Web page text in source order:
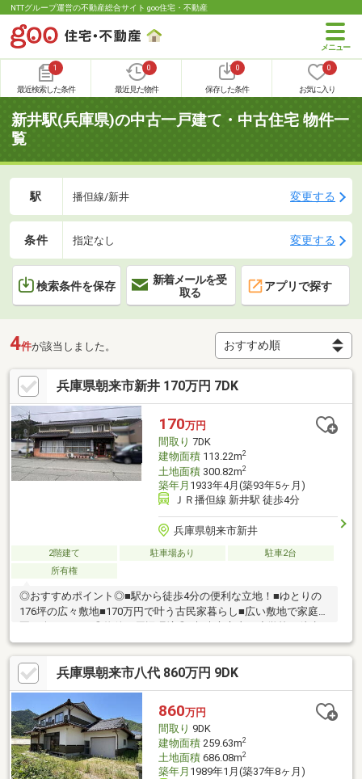
NTTグループ運営の不動産総合サイト goo住宅・不動産
1
最近検索した条件
0
最近見た物件
0
保存した条件
0
お気に入り
新井駅(兵庫県)の中古一戸建て・中古住宅 物件一
覧
駅 播但線/新井 変更する
条件 指定なし 変更する
検索条件を保存
新着メールを受
取る
アプリで探す
4件が該当しました。
兵庫県朝来市新井 170万円 7DK
170万円
間取り 7DK
建物面積113.22m2
土地面積300.82m2
築年月 1933年4月(築93年5ヶ月)
ＪＲ播但線 新井駅 徒歩4分
兵庫県朝来市新井
2階建て 駐車場あり
駐車2台
所有権
◎おすすめポイント◎■駅から徒歩4分の便利な立地！■ゆとりの
176坪の広々敷地■170万円で叶う古民家暮らし■広い敷地で家庭菜
約16分（1200ｍ）■朝来市立朝来中学校：徒歩約16分（1100ｍ）
■フレッシュバザール 朝来アルバ店：車約3分（1600ｍ）■ロー
ソン 朝来多々良店：車約4分（1800ｍ）◆ホームライフ不動産
◆当日の内覧・ご見学もご相談ください♪メールやお電話でも各
種ご相談を承っております！『お家探し』『ご売却』『リフォー
ム』『新築』などのご相談は『アーキホームライフ不動産』にお
まかせ下さい！
兵庫県朝来市八代 860万円 9DK
860万円
間取り 9DK
建物面積259.63m2
土地面積686.08m2
築年月 1989年1月(築37年8ヶ月)